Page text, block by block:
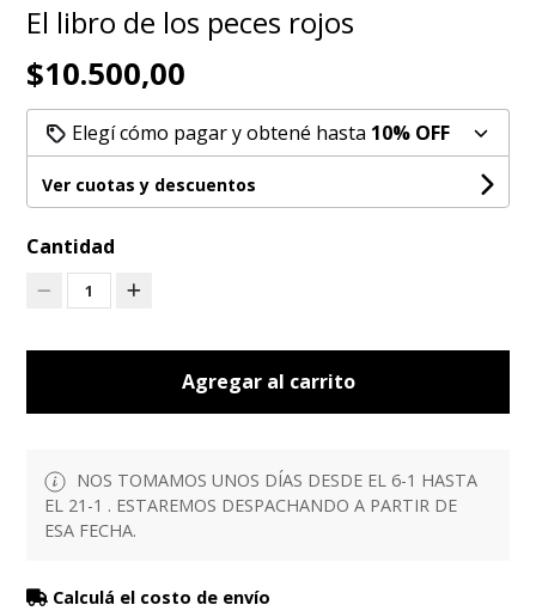
El libro de los peces rojos
$10.500,00
Elegí cómo pagar y obtené hasta 10% OFF
Ver cuotas y descuentos
Cantidad
1
Agregar al carrito
NOS TOMAMOS UNOS DÍAS DESDE EL 6-1 HASTA
EL 21-1 . ESTAREMOS DESPACHANDO A PARTIR DE
ESA FECHA.
Calculá el costo de envío